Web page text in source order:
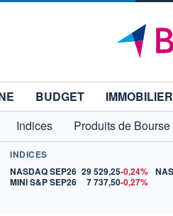
BUDGET IMMOBILIER
Indices Produits de Bourse
INDICES
NASDAQ SEP26 29 529,25-0,24%
MINI S&P SEP26
7 737,50-0,27%